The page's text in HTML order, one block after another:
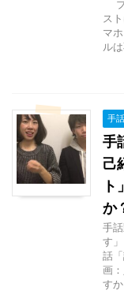
ブ
ス
マ
ル
手
手
己
か
手
す
話
画
す